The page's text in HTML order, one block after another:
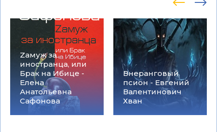
Zамуж за
иностранца, или
Брак на Ибице -
Елена
Анатольевна
Сафонова
Внеранговый
псион - Евгений
Валентинович
Хван